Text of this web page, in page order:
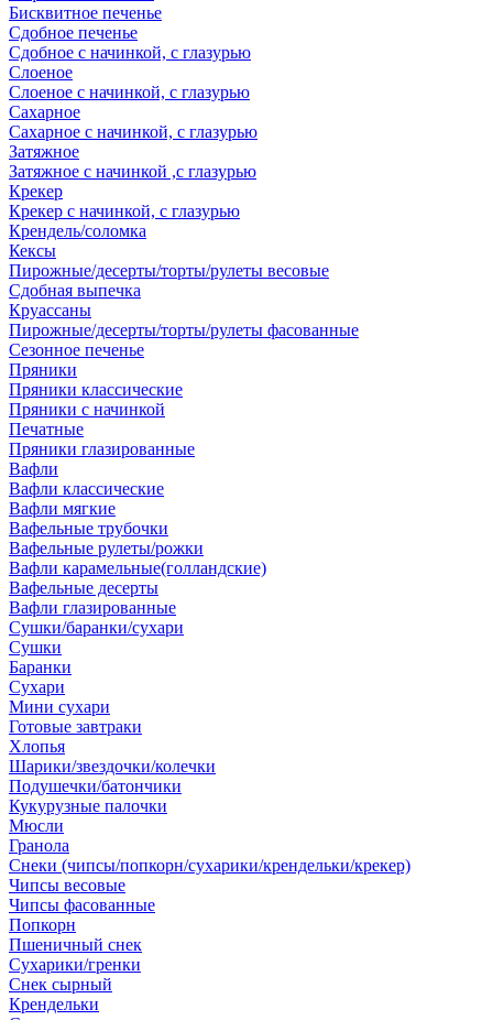
Бисквитное печенье
Сдобное печенье
Сдобное с начинкой, с глазурью
Слоеное
Слоеное с начинкой, с глазурью
Сахарное
Сахарное с начинкой, с глазурью
Затяжное
Затяжное с начинкой ,с глазурью
Крекер
Крекер с начинкой, с глазурью
Крендель/соломка
Кексы
Пирожные/десерты/торты/рулеты весовые
Сдобная выпечка
Круассаны
Пирожные/десерты/торты/рулеты фасованные
Сезонное печенье
Пряники
Пряники классические
Пряники с начинкой
Печатные
Пряники глазированные
Вафли
Вафли классические
Вафли мягкие
Вафельные трубочки
Вафельные рулеты/рожки
Вафли карамельные(голландские)
Вафельные десерты
Вафли глазированные
Сушки/баранки/сухари
Сушки
Баранки
Сухари
Мини сухари
Готовые завтраки
Хлопья
Шарики/звездочки/колечки
Подушечки/батончики
Кукурузные палочки
Мюсли
Гранола
Снеки (чипсы/попкорн/сухарики/крендельки/крекер)
Чипсы весовые
Чипсы фасованные
Попкорн
Пшеничный снек
Сухарики/гренки
Снек сырный
Крендельки